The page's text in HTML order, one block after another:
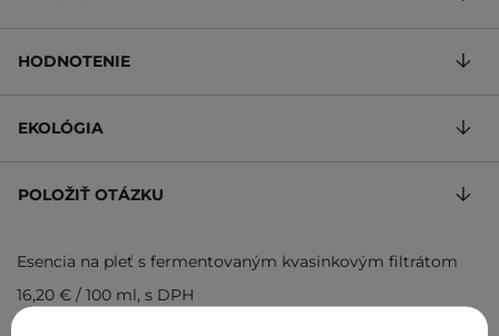
HODNOTENIE
EKOLÓGIA
POLOŽIŤ OTÁZKU
Esencia na pleť s fermentovaným kvasinkovým filtrátom
16,20 € / 100 ml, s DPH